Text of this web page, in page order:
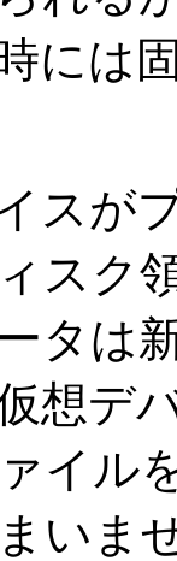
には
スが
スク
タは
想デ
イル
いま